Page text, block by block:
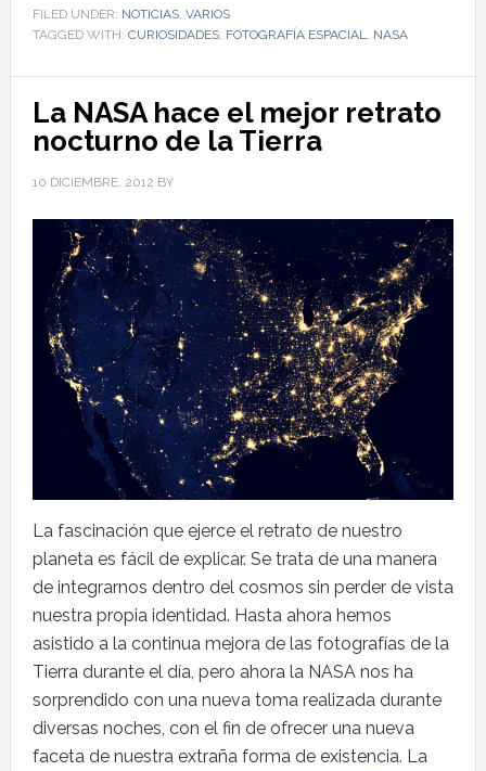
FILED UNDER: NOTICIAS, VARIOS
TAGGED WITH: CURIOSIDADES, FOTOGRAFÍA ESPACIAL, NASA
La NASA hace el mejor retrato
nocturno de la Tierra
10 DICIEMBRE, 2012 BY
La fascinación que ejerce el retrato de nuestro
planeta es fácil de explicar. Se trata de una manera
de integrarnos dentro del cosmos sin perder de vista
nuestra propia identidad. Hasta ahora hemos
asistido a la continua mejora de las fotografías de la
Tierra durante el día, pero ahora la NASA nos ha
sorprendido con una nueva toma realizada durante
diversas noches, con el fin de ofrecer una nueva
faceta de nuestra extraña forma de existencia. La